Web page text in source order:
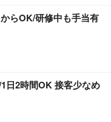
らOK/研修中も手当有
日2時間OK 接客少なめ